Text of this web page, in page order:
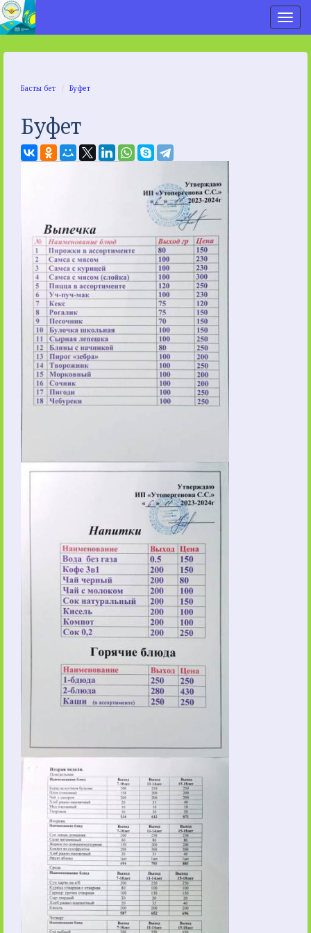
Басты бет Буфет
Буфет